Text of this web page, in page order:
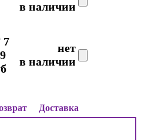
в наличии
7
нет
в наличии
Доставка